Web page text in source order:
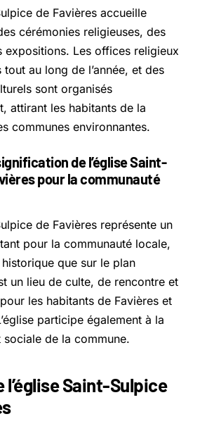
de Favières accueille
cérémonies religieuses, des
expositions. Les offices religieux
au long de l’année, et des
sont organisés
attirant les habitants de la
communes environnantes.
de l’église Saint-
pour la communauté
de Favières représente un
pour la communauté locale,
que sur le plan
un lieu de culte, de rencontre et
les habitants de Favières et
participe également à la
de la commune.
l’église Saint-Sulpice